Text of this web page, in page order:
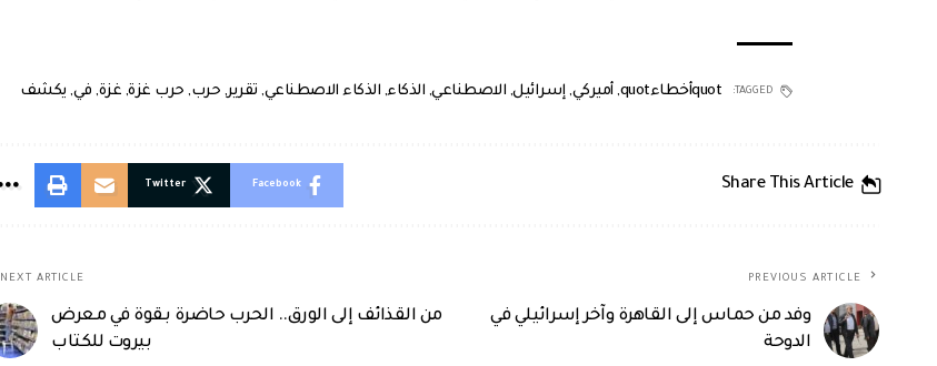
TAGGED: quotأخطاءquot , أميركي, إسرائيل, الاصطناعي, الذكاء, الذكاء الاصطناعي, تقرير, حرب, حرب غزة, غزة, في, يكشف
Share This Article
Facebook
Twitter
PREVIOUS ARTICLE
وفد من حماس إلى القاهرة وآخر إسرائيلي في
الدوحة
NEXT ARTICLE
من القذائف إلى الورق.. الحرب حاضرة بقوة في معرض
بيروت للكتاب